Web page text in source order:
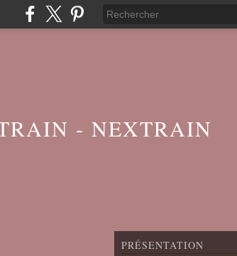
- NEXTRAIN
PRÉSENTATION